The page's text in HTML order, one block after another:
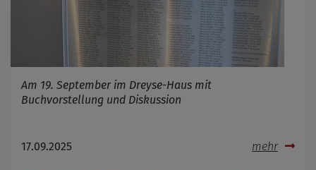
Am 19. September im Dreyse-Haus mit
Buchvorstellung und Diskussion
17.09.2025 mehr